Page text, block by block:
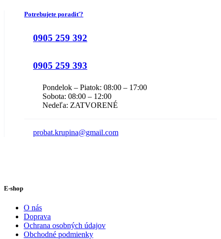
Potrebujete poradiť?
0905 259 392
0905 259 393
Pondelok – Piatok: 08:00 – 17:00
Sobota: 08:00 – 12:00
Nedeľa: ZATVORENÉ
probat.krupina@gmail.com
E-shop
O nás
Doprava
Ochrana osobných údajov
Obchodné podmienky